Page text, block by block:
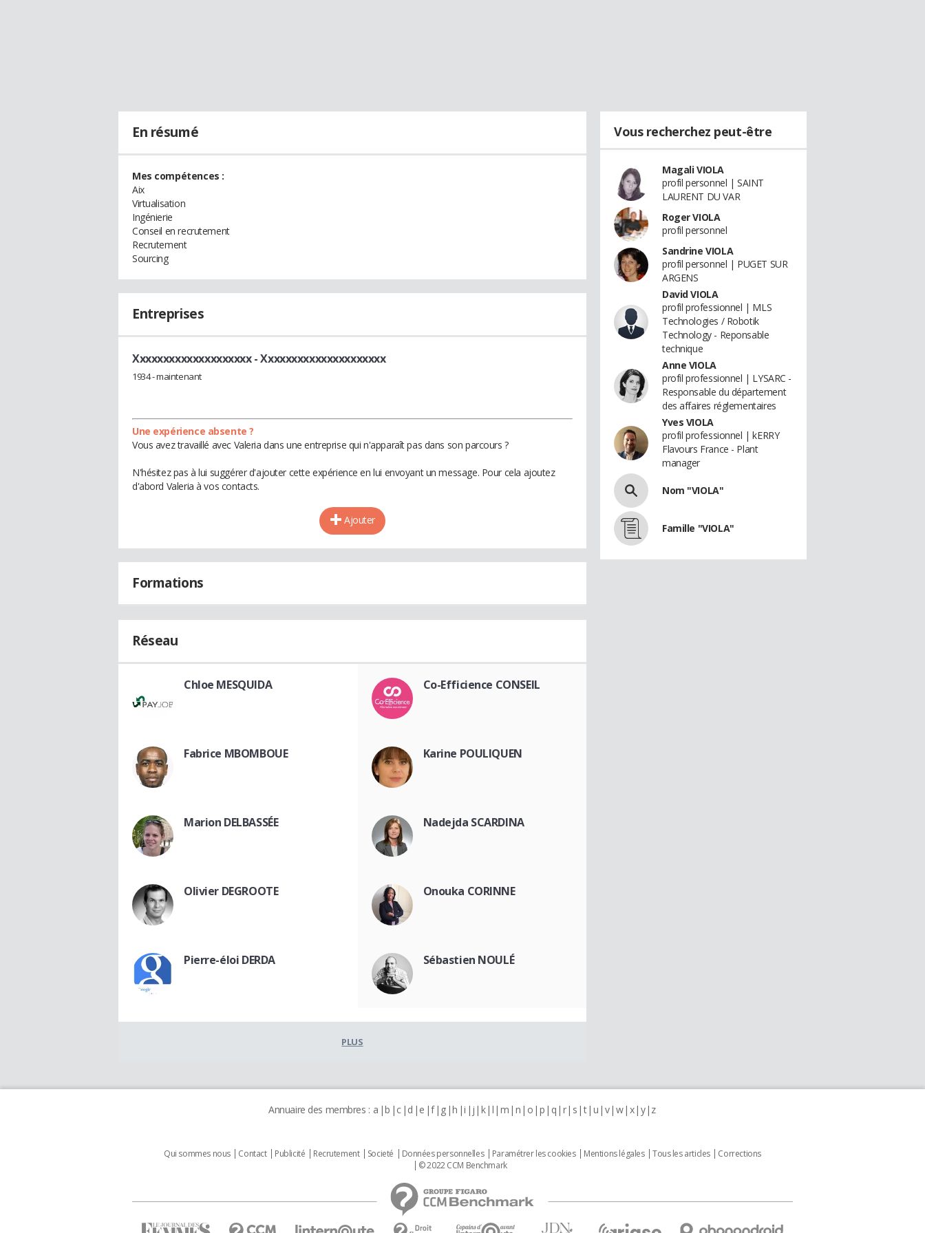
En résumé
Mes compétences :
Aix
Virtualisation
Ingénierie
Conseil en recrutement
Recrutement
Sourcing
Entreprises
Xxxxxxxxxxxxxxxxxxxx- Xxxxxxxxxxxxxxxxxxxxx
1934 - maintenant
Une expérience absente ?
Vous avez travaillé avec Valeria dans une entreprise qui n'apparaît pas dans son parcours ?
N'hésitez pas à lui suggérer d'ajouter cette expérience en lui envoyant un message. Pour cela ajoutez
d'abord Valeria à vos contacts.
Ajouter
Formations
Réseau
Chloe MESQUIDA Co-Efficience CONSEIL
Fabrice MBOMBOUE Karine POULIQUEN
Marion DELBASSÉE Nadejda SCARDINA
Olivier DEGROOTE Onouka CORINNE
Pierre-éloi DERDA Sébastien NOULÉ
PLUS
Vous recherchez peut-être
Magali VIOLA
profil personnel | SAINT
LAURENT DU VAR
Roger VIOLA
profil personnel
Sandrine VIOLA
profil personnel | PUGET SUR
ARGENS
David VIOLA
profil professionnel | MLS
Technologies / Robotik
Technology - Reponsable
technique
Anne VIOLA
profil professionnel | LYSARC -
Responsable du département
des affaires réglementaires
Yves VIOLA
profil professionnel | kERRY
Flavours France - Plant
manager
Nom "VIOLA"
Famille "VIOLA"
Annuaire des membres : a b c d e f g h i j k l m n o p q r s t u v w x y z
Qui sommes nous Contact Publicité Recrutement Societé Données personnelles Paramétrer les cookies Mentions légales Tous les articles
Corrections
© 2022 CCM Benchmark